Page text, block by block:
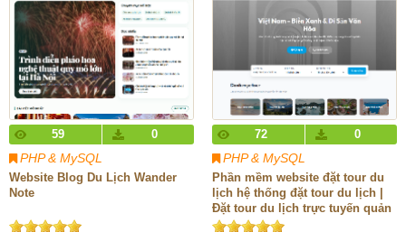
59 0
PHP & MySQL
Website Blog Du Lịch Wander
Note
72 0
PHP & MySQL
Phần mềm website đặt tour du
lịch hệ thống đặt tour du lịch |
Đặt tour du lịch trực tuyến quản
lý tour lịch trình du lịch khách